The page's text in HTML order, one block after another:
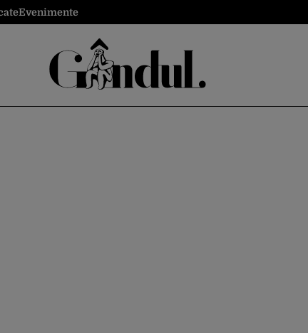
Evenimente